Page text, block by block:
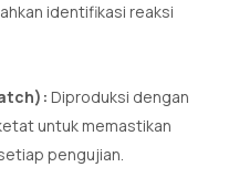
identifikasi reaksi
Diproduksi dengan
untuk memastikan
pengujian.